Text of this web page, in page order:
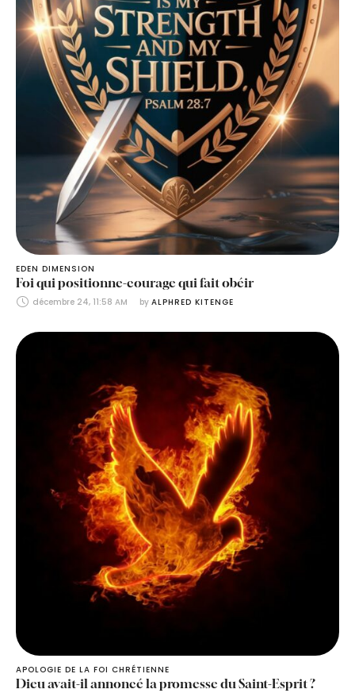
EDEN DIMENSION
Foi qui positionne-courage qui fait obéir
décembre 24, 11:58 AM by ALPHRED KITENGE
APOLOGIE DE LA FOI CHRÉTIENNE
Dieu avait-il annoncé la promesse du Saint-Esprit ?